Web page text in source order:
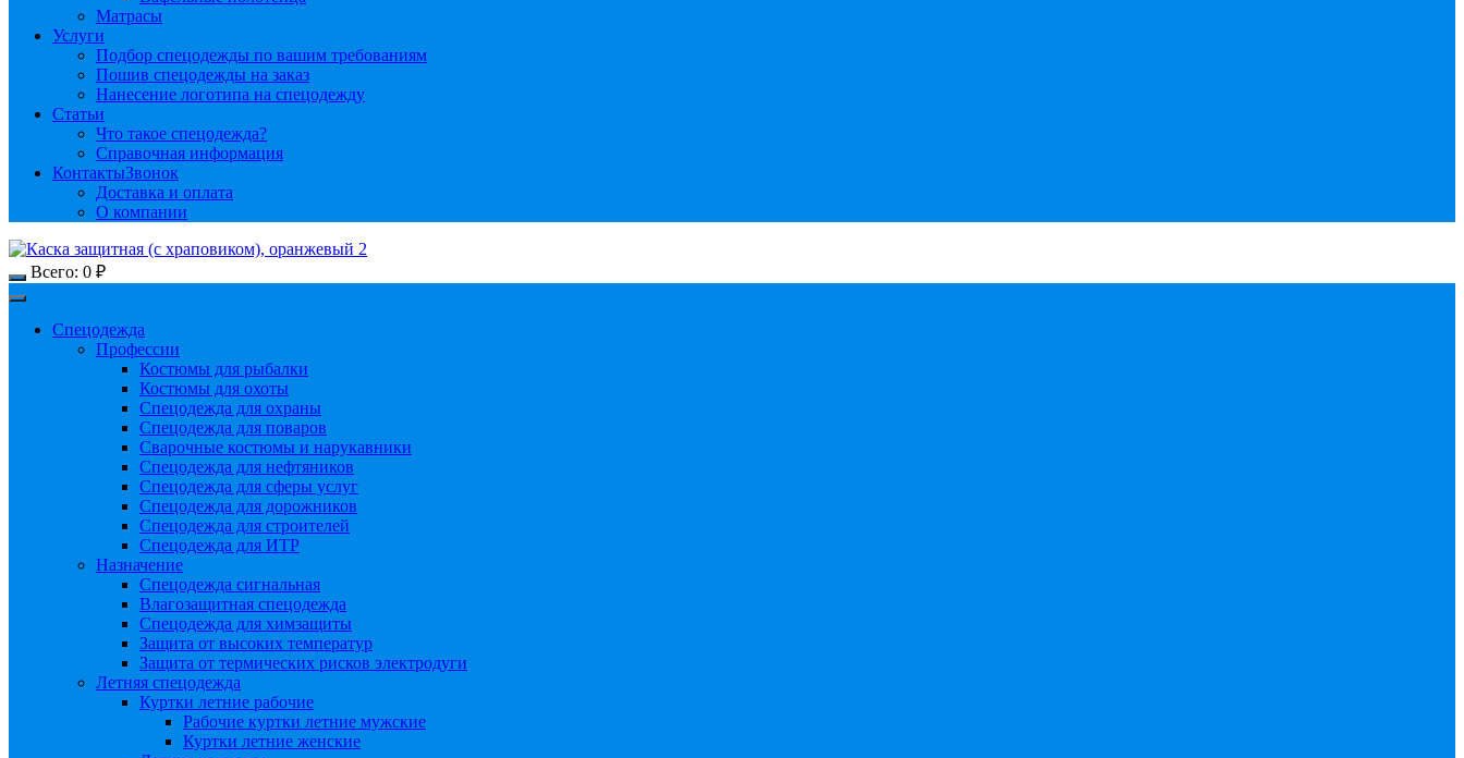
Матрасы
Услуги
Подбор спецодежды по вашим требованиям
Пошив спецодежды на заказ
Нанесение логотипа на спецодежду
Статьи
Что такое спецодежда?
Справочная информация
КонтактыЗвонок
Доставка и оплата
О компании
Всего: 0 ₽
Спецодежда
Профессии
Костюмы для рыбалки
Костюмы для охоты
Спецодежда для охраны
Спецодежда для поваров
Сварочные костюмы и нарукавники
Спецодежда для нефтяников
Спецодежда для сферы услуг
Спецодежда для дорожников
Спецодежда для строителей
Спецодежда для ИТР
Назначение
Спецодежда сигнальная
Влагозащитная спецодежда
Спецодежда для химзащиты
Защита от высоких температур
Защита от термических рисков электродуги
Летняя спецодежда
Куртки летние рабочие
Рабочие куртки летние мужские
Куртки летние женские